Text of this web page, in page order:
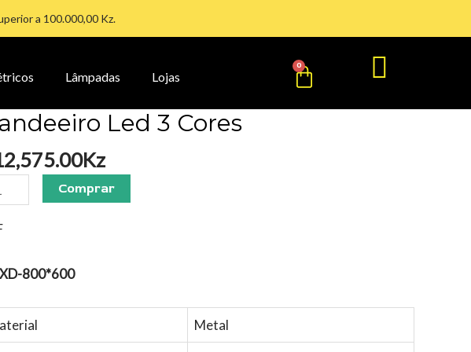
a 100.000,00 Kz.
Lâmpadas Lojas
0
Led 3 Cores
Kz
Comprar
800*600
Metal